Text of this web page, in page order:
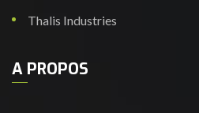
Thalis Industries
A PROPOS